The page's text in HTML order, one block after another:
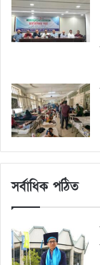
সর্বাধিক পঠিত